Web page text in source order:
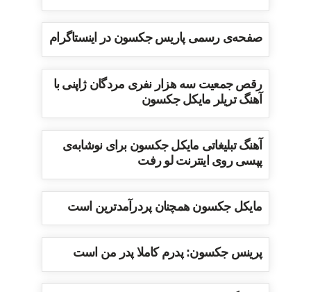
صفحه‌ی رسمی پاریس جکسون در اینستاگرام
رقص جمعیت سه هزار نفری مردگان ژاپنی با
آهنگ تریلر مایکل جکسون
آهنگ تبلیغاتی مایکل جکسون برای نوشابه‌ی
پپسی روی اینترنت لو رفت
مایکل جکسون همچنان پردرآمدترین است
پرینس جکسون: پدرم کاملا پدر من است